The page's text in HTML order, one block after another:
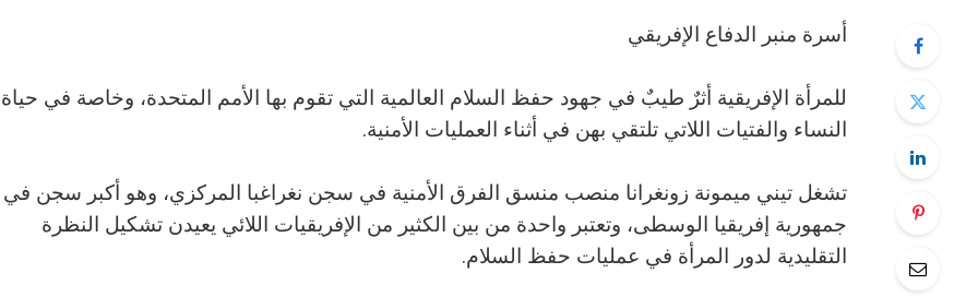
أسرة منبر الدفاع الإفريقي
للمرأة الإفريقية أثرٌ طيبٌ في جهود حفظ السلام العالمية التي تقوم بها الأمم المتحدة، وخاصة في حياة
النساء والفتيات اللاتي تلتقي بهن في أثناء العمليات الأمنية.
تشغل تيني ميمونة زونغرانا منصب منسق الفرق الأمنية في سجن نغراغبا المركزي، وهو أكبر سجن في
جمهورية إفريقيا الوسطى، وتعتبر واحدة من بين الكثير من الإفريقيات اللائي يعيدن تشكيل النظرة
التقليدية لدور المرأة في عمليات حفظ السلام.